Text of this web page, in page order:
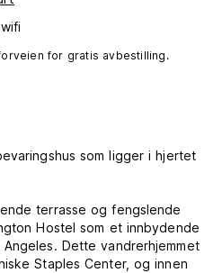
for gratis avbestilling.
som ligger i hjertet
terrasse og fengslende
Hostel som et innbydende
Dette vandrerhjemmet
Staples Center, og innen